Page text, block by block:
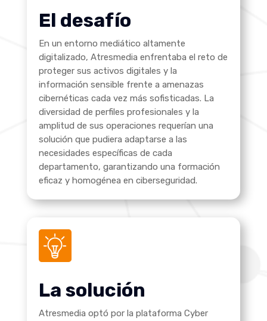
El desafío
En un entorno mediático altamente
digitalizado, Atresmedia enfrentaba el reto de
proteger sus activos digitales y la
información sensible frente a amenazas
cibernéticas cada vez más sofisticadas. La
diversidad de perfiles profesionales y la
amplitud de sus operaciones requerían una
solución que pudiera adaptarse a las
necesidades específicas de cada
departamento, garantizando una formación
eficaz y homogénea en ciberseguridad.
La solución
Atresmedia optó por la plataforma Cyber